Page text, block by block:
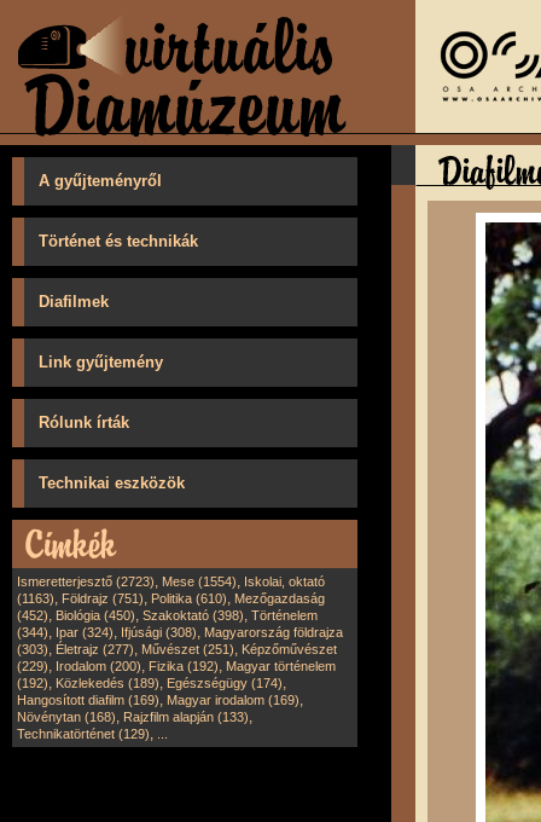
A gyűjteményről
Történet és technikák
Diafilmek
Link gyűjtemény
Rólunk írták
Technikai eszközök
Ismeretterjesztő (2723), Mese (1554), Iskolai, oktató
(1163), Földrajz (751), Politika (610), Mezőgazdaság
(452), Biológia (450), Szakoktató (398), Történelem
(344), Ipar (324), Ifjúsági (308), Magyarország földrajza
(303), Életrajz (277), Művészet (251), Képzőművészet
(229), Irodalom (200), Fizika (192), Magyar történelem
(192), Közlekedés (189), Egészségügy (174),
Hangosított diafilm (169), Magyar irodalom (169),
Növénytan (168), Rajzfilm alapján (133),
Technikatörténet (129),